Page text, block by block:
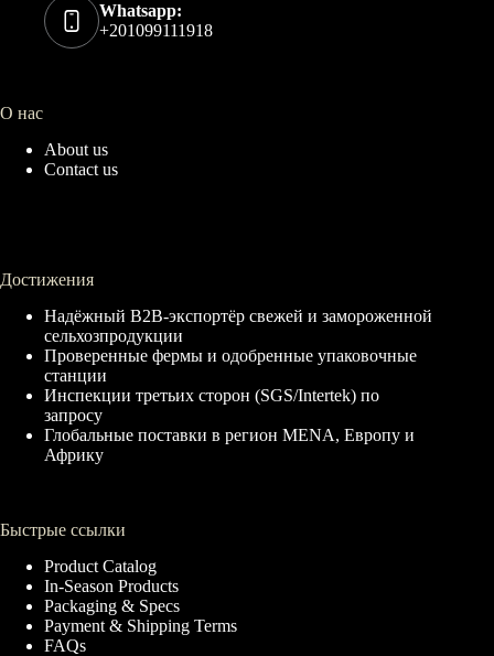
Whatsapp:
+201099111918
О нас
About us
Contact us
Достижения
Надёжный B2B-экспортёр свежей и замороженной
сельхозпродукции
Проверенные фермы и одобренные упаковочные
станции
Инспекции третьих сторон (SGS/Intertek) по
запросу
Глобальные поставки в регион MENA, Европу и
Африку
Быстрые ссылки
Product Catalog
In-Season Products
Packaging & Specs
Payment & Shipping Terms
FAQs